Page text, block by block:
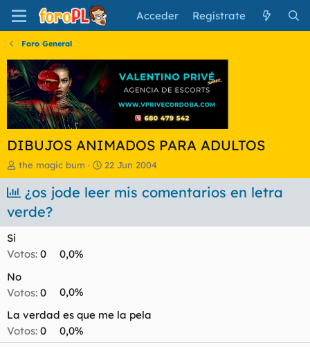
Acceder Regístrate
Foro General
DIBUJOS ANIMADOS PARA ADULTOS
I
n
i
c
i
a
o
d
e
t
e
the magic bum
F
e
c
d
o
22 Jun 2004
¿os jode leer mis comentarios en letra
verde?
Si
Votos: 0
0,0%
No
Votos: 0
0,0%
La verdad es que me la pela
Votos: 0 0,0%